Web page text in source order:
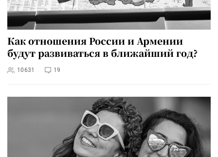
Как отношения России и Армении
будут развиваться в ближайший год?
10631 19